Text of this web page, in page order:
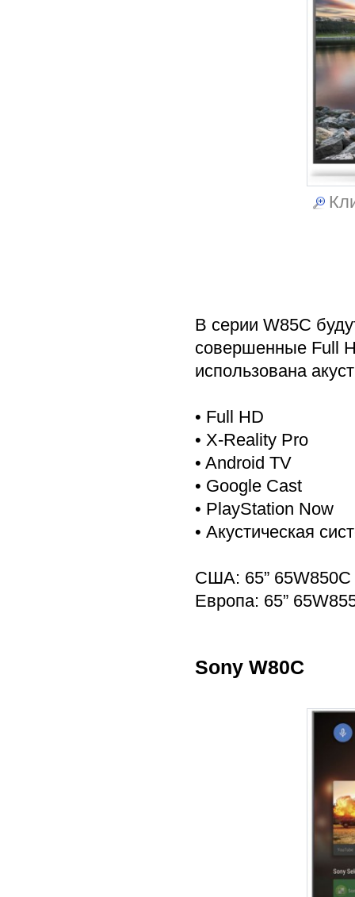
В серии W85C
совершенные Full
использована
• Full HD
• X-Reality Pro
• Android TV
• Google Cast
• PlayStation Now
• Акустическая
США: 65” 65W850C
Европа: 65”
Sony W80C